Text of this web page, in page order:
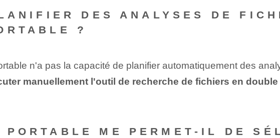
DES ANALYSES DE
?
n'a pas la capacité de planifier automatiquement des
manuellement l'outil de recherche de fichiers en
PORTABLE ME PERMET-IL DE